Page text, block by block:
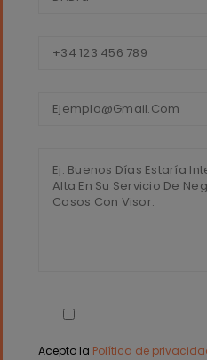
Acepto la Política de